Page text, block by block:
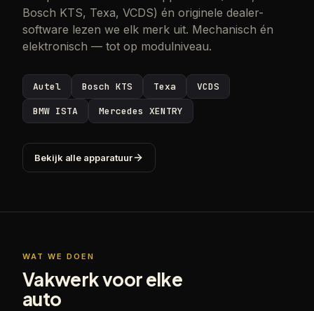
Bosch KTS, Texa, VCDS) én originele dealer-
software lezen we elk merk uit. Mechanisch én
elektronisch — tot op modulniveau.
Autel Bosch KTS Texa VCDS
BMW ISTA Mercedes XENTRY
Bekijk alle apparatuur
WAT WE DOEN
Vakwerk voor elke
auto